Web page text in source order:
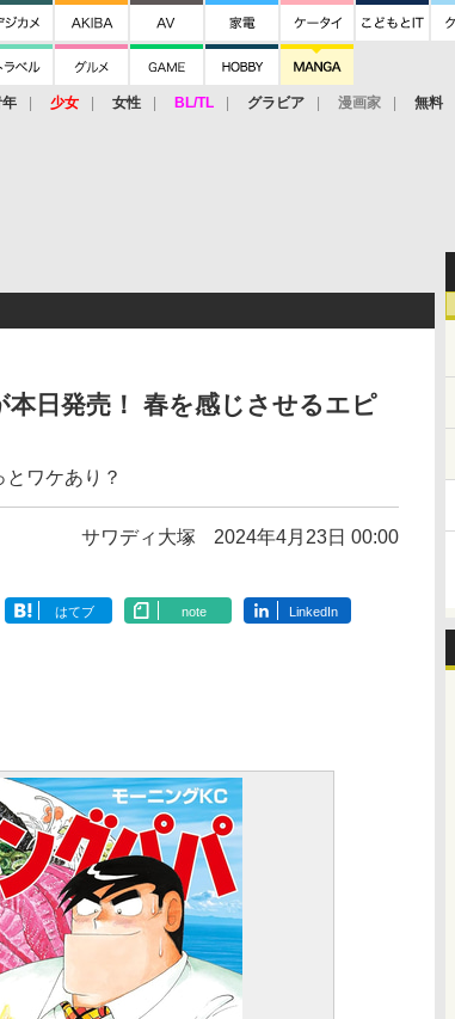
少女 女性 BL/TL グラビア 漫画家 無料
本日発売！ 春を感じさせるエピ
ワケあり？
サワディ大塚 2024年4月23日 00:00
はてブ note LinkedIn